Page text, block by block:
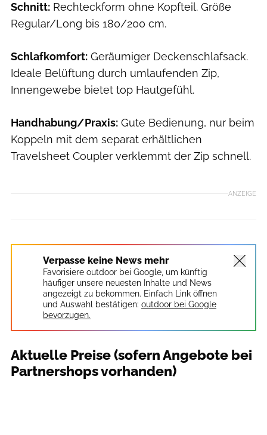
Schnitt: Rechteckform ohne Kopfteil. Größe
Regular/Long bis 180/200 cm.
Schlafkomfort: Geräumiger Deckenschlafsack.
Ideale Belüftung durch umlaufenden Zip,
Innengewebe bietet top Hautgefühl.
Handhabung/Praxis: Gute Bedienung, nur beim
Koppeln mit dem separat erhältlichen
Travelsheet Coupler verklemmt der Zip schnell.
ANZEIGE
Verpasse keine News mehr
Favorisiere outdoor bei Google, um künftig
häufiger unsere neuesten Inhalte und News
angezeigt zu bekommen. Einfach Link öffnen
und Auswahl bestätigen: outdoor bei Google
bevorzugen.
Aktuelle Preise (sofern Angebote bei
Partnershops vorhanden)